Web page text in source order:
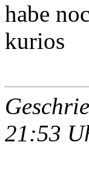
habe
kurios
21:53